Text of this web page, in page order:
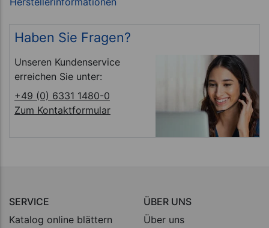
Haben Sie Fragen?
Unseren Kundenservice
erreichen Sie unter:
+49 (0) 6331 1480-0
Zum Kontaktformular
SERVICE
Katalog online blättern
ÜBER UNS
Über uns